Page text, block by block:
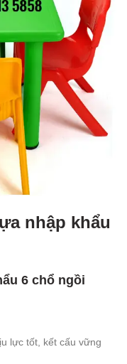
nhập khẩu
6 chổ ngồi
lực tốt, kết cấu vững